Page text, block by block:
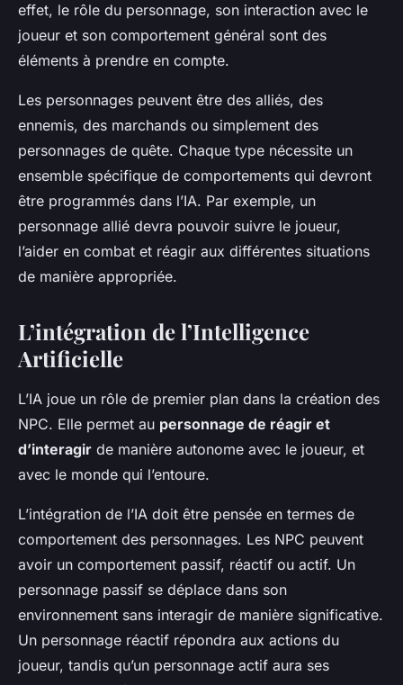
effet, le rôle du personnage, son interaction avec le
joueur et son comportement général sont des
éléments à prendre en compte.
Les personnages peuvent être des alliés, des
ennemis, des marchands ou simplement des
personnages de quête. Chaque type nécessite un
ensemble spécifique de comportements qui devront
être programmés dans l’IA. Par exemple, un
personnage allié devra pouvoir suivre le joueur,
l’aider en combat et réagir aux différentes situations
de manière appropriée.
L’intégration de l’Intelligence
Artificielle
L’IA joue un rôle de premier plan dans la création des
NPC. Elle permet au personnage de réagir et
d’interagir de manière autonome avec le joueur, et
avec le monde qui l’entoure.
L’intégration de l’IA doit être pensée en termes de
comportement des personnages. Les NPC peuvent
avoir un comportement passif, réactif ou actif. Un
personnage passif se déplace dans son
environnement sans interagir de manière significative.
Un personnage réactif répondra aux actions du
joueur, tandis qu’un personnage actif aura ses